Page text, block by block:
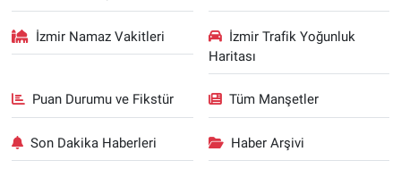
İzmir Namaz Vakitleri
İzmir Trafik Yoğunluk
Haritası
Puan Durumu ve Fikstür Tüm Manşetler
Son Dakika Haberleri Haber Arşivi